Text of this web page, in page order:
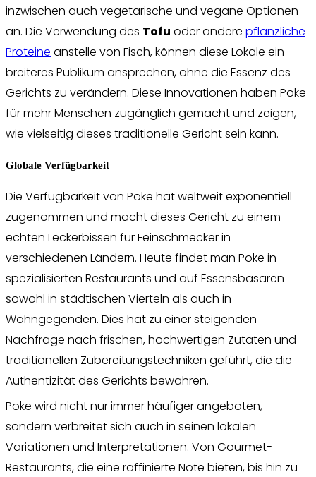
inzwischen auch vegetarische und vegane Optionen
an. Die Verwendung des Tofu oder andere pflanzliche
Proteine anstelle von Fisch, können diese Lokale ein
breiteres Publikum ansprechen, ohne die Essenz des
Gerichts zu verändern. Diese Innovationen haben Poke
für mehr Menschen zugänglich gemacht und zeigen,
wie vielseitig dieses traditionelle Gericht sein kann.
Globale Verfügbarkeit
Die Verfügbarkeit von Poke hat weltweit exponentiell
zugenommen und macht dieses Gericht zu einem
echten Leckerbissen für Feinschmecker in
verschiedenen Ländern. Heute findet man Poke in
spezialisierten Restaurants und auf Essensbasaren
sowohl in städtischen Vierteln als auch in
Wohngegenden. Dies hat zu einer steigenden
Nachfrage nach frischen, hochwertigen Zutaten und
traditionellen Zubereitungstechniken geführt, die die
Authentizität des Gerichts bewahren.
Poke wird nicht nur immer häufiger angeboten,
sondern verbreitet sich auch in seinen lokalen
Variationen und Interpretationen. Von Gourmet-
Restaurants, die eine raffinierte Note bieten, bis hin zu